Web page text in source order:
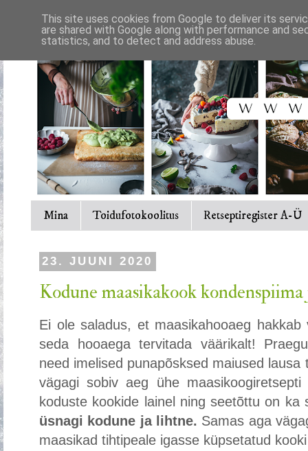
Mina Toidufotokoolitus Retseptiregister A-Ü
23. JUUNI 2020
Kodune maasikakook
Ei ole saladus, et maasikahooaeg
seda hooaega tervitada väärikalt!
need imelised punapõsksed maiused
vägagi sobiv aeg ühe
koduste kookide lainel ning seetõttu on
üsnagi kodune ja lihtne. Samas aga
maasikad tihtipeale igasse küpsetatud
This site uses cookies from Google to deliver its
are shared with Google along with performance and
statistics, and to detect and address abuse.